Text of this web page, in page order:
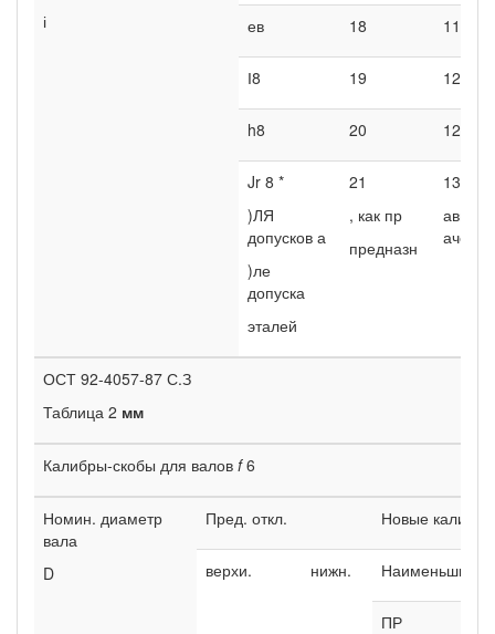
і
ев 18 115
І8 19 122
h8 20 129
Jr 8 *
)ЛЯ
допусков а
)ле
допуска
эталей
21
, как пр
предназн
136
авидо
ачено
ОСТ 92-4057-87 С.З
Таблица 2 мм
Калибры-скобы для валов f6
Номин. диаметр
вала
D
Пред. откл. Новые калибры
верхи. нижн. Наименьший
ПР